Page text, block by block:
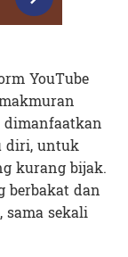
YouTube
diri, untuk
kurang bijak.
berbakat dan
sekali